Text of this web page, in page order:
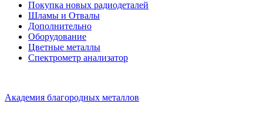
Покупка новых радиодеталей
Шламы и Отвалы
Дополнительно
Оборудование
Цветные металлы
Спектрометр анализатор
Академия благородных металлов